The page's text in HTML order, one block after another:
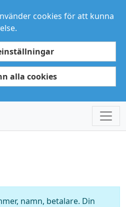
cookies för att kunna
alla cookies
namn, betalare. Din